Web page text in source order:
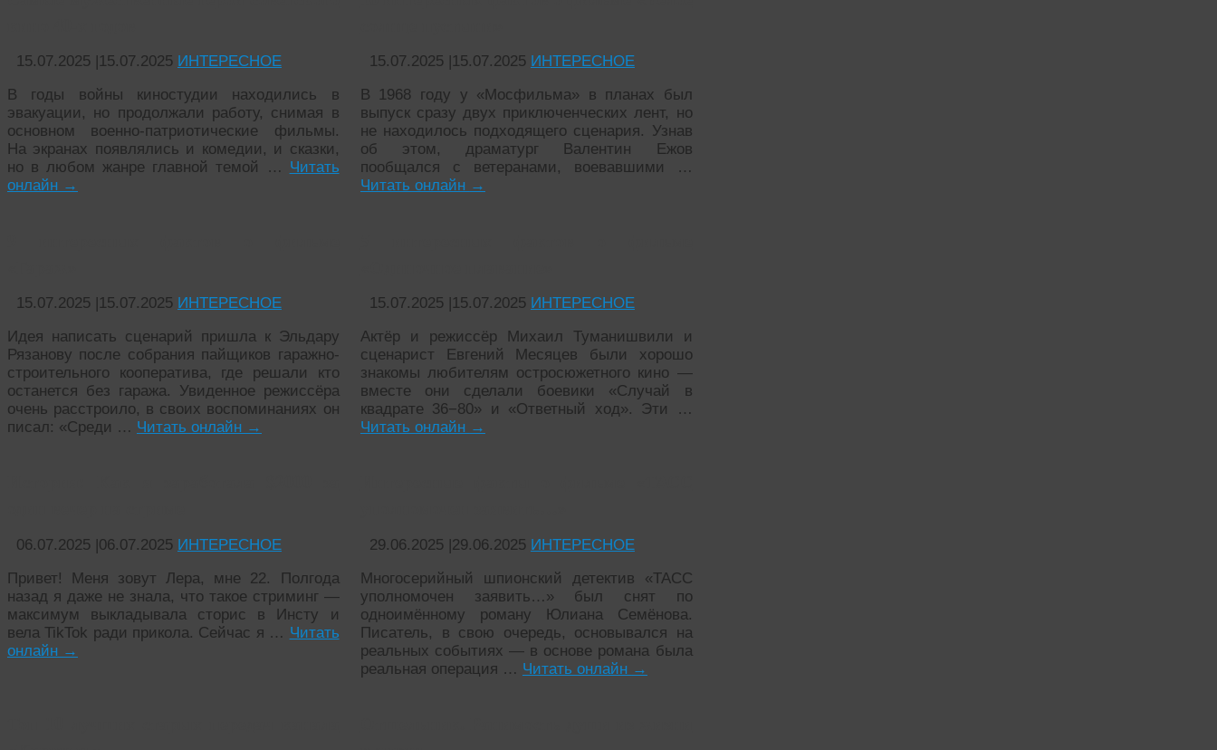
15.07.2025 15.07.2025 ИНТЕРЕСНОЕ
В годы войны киностудии находились в
эвакуации, но продолжали работу, снимая в
основном военно-патриотические фильмы.
На экранах появлялись и комедии, и сказки,
но в любом жанре главной темой … Читать
онлайн →
15.07.2025 15.07.2025 ИНТЕРЕСНОЕ
В 1968 году у «Мосфильма» в планах был
выпуск сразу двух приключенческих лент, но
не находилось подходящего сценария. Узнав
об этом, драматург Валентин Ежов
пообщался с ветеранами, воевавшими …
Читать онлайн →
15.07.2025 15.07.2025 ИНТЕРЕСНОЕ
Идея написать сценарий пришла к Эльдару
Рязанову после собрания пайщиков гаражно-
строительного кооператива, где решали кто
останется без гаража. Увиденное режиссёра
очень расстроило, в своих воспоминаниях он
писал: «Среди … Читать онлайн →
15.07.2025 15.07.2025 ИНТЕРЕСНОЕ
Актёр и режиссёр Михаил Туманишвили и
сценарист Евгений Месяцев были хорошо
знакомы любителям остросюжетного кино —
вместе они сделали боевики «Случай в
квадрате 36−80» и «Ответный ход». Эти …
Читать онлайн →
06.07.2025 |06.07.2025 ИНТЕРЕСНОЕ
Привет! Меня зовут Лера, мне 22. Полгода
назад я даже не знала, что такое стриминг —
максимум выкладывала сторис в Инсту и
вела TikTok ради прикола. Сейчас я … Читать
онлайн →
29.06.2025 |29.06.2025 ИНТЕРЕСНОЕ
Многосерийный шпионский детектив «ТАСС
уполномочен заявить…» был снят по
одноимённому роману Юлиана Семёнова.
Писатель, в свою очередь, основывался на
реальных событиях — в основе романа была
реальная операция … Читать онлайн →